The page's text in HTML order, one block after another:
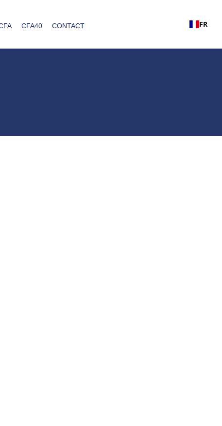
CFA40 CONTACT FR